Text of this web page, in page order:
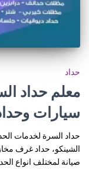
حداد
سيارات
حداد السرة لخدمات
الشينكو، حداد غرف
صيانة لمختلف انواع